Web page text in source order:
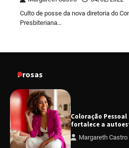
Culto de posse da nova diretoria do
Presbiteriana…
Prosas
Coloração
fortalece a
Margareth Castro